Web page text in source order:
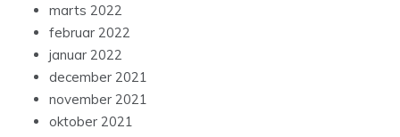
marts 2022
februar 2022
januar 2022
december 2021
november 2021
oktober 2021